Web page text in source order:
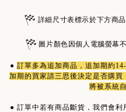
詳細尺寸表標示於下方商
圖片顏色因個人電腦螢幕
● 訂單多為追加商品 ，追加期約
加期的買家請三思後決定是否購
將被系統
● 訂單中若有商品斷貨，我們會